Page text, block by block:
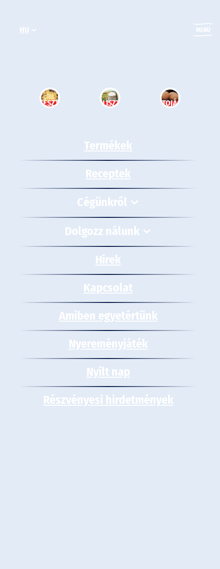
tartalomhoz
HU MENÜ
TÉSZTA LISZT TOJÁS
Termékek
Receptek
Cégünkről
Dolgozz nálunk
Hírek
Kapcsolat
Amiben egyetértünk
Nyereményjáték
Nyílt nap
Részvényesi hirdetmények